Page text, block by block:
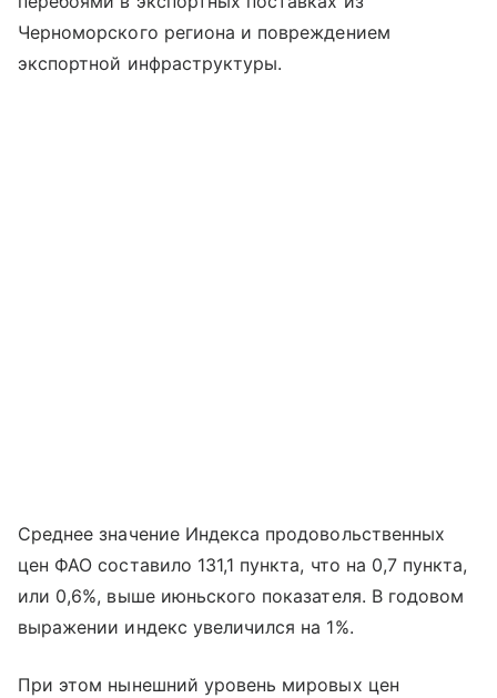
Черноморского региона и повреждением
экспортной инфраструктуры.
Среднее значение Индекса продовольственных
цен ФАО составило 131,1 пункта, что на 0,7 пункта,
или 0,6%, выше июньского показателя. В годовом
выражении индекс увеличился на 1%.
При этом нынешний уровень мировых цен